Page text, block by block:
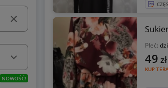
NOWOŚĆ!
Płeć:
KUP
49 zł